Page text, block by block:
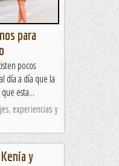
para
pocos
día a día que la
esta...
experiencias y
y